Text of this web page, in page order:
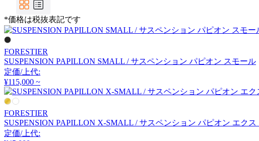
ARIAKE
アリアケ
arper
アルペール
arrmet
*価格は税抜表記です
FORESTIER
SUSPENSION PAPILLON SMALL / サスペンション パピオン スモール
定価/上代:
¥115,000 ~
FORESTIER
SUSPENSION PAPILLON X-SMALL / サスペンション パピオン エク
定価/上代: